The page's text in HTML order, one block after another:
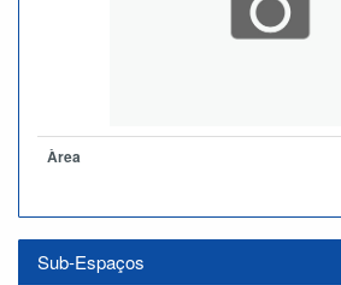
Àrea
Sub-Espaços